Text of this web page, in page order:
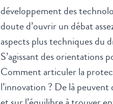
développement des
doute d’ouvrir un débat
aspects plus techniques du
S’agissant des orientations
Comment articuler la
l’innovation ? De là